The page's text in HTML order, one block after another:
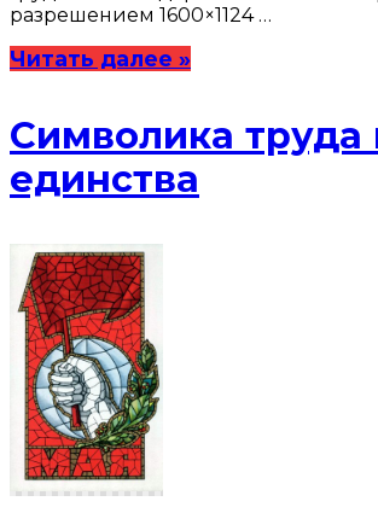
разрешением 1600×1124 …
Читать далее »
Символика труда
единства